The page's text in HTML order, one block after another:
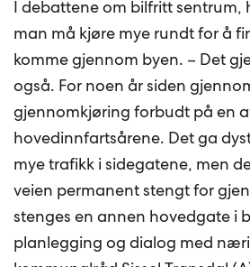
I debattene om bilfritt sentrum,
man må kjøre mye rundt for å
komme gjennom byen. – Det
også. For noen år siden
gjennomkjøring forbudt på en
hovedinnfartsårene. Det ga
mye trafikk i sidegatene, men
veien permanent stengt for
stenges en annen hovedgate i
planlegging og dialog med